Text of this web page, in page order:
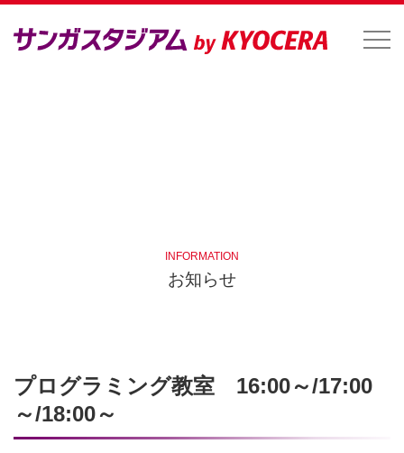
INFORMATION
お知らせ
プログラミング教室 16:00～/17:00
～/18:00～